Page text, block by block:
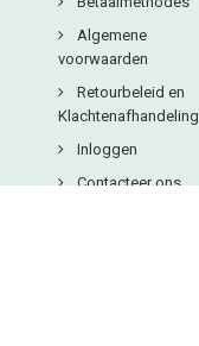
Algemene
voorwaarden
Retourbeleid en
Klachtenafhandeling
Inloggen
Contacteer ons